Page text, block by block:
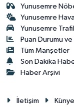
Yunusemre
Yunusemre
Yunusemre
Puan Durumu
Tüm Manşetler
Son Dakika
Haber Arşivi
İletişim Künye